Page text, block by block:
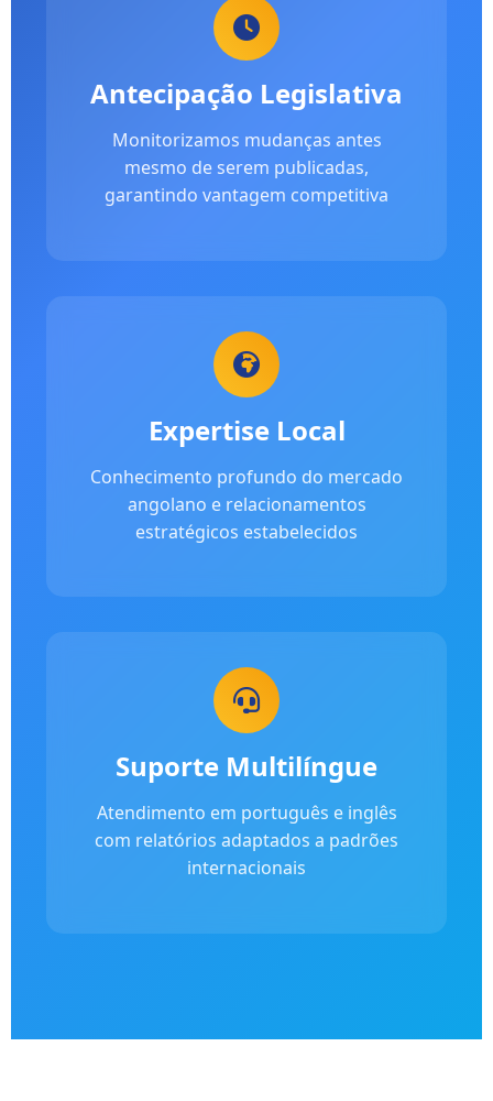
Antecipação Legislativa
Monitorizamos mudanças antes
mesmo de serem publicadas,
garantindo vantagem competitiva
Expertise Local
Conhecimento profundo do mercado
angolano e relacionamentos
estratégicos estabelecidos
Suporte Multilíngue
Atendimento em português e inglês
com relatórios adaptados a padrões
internacionais